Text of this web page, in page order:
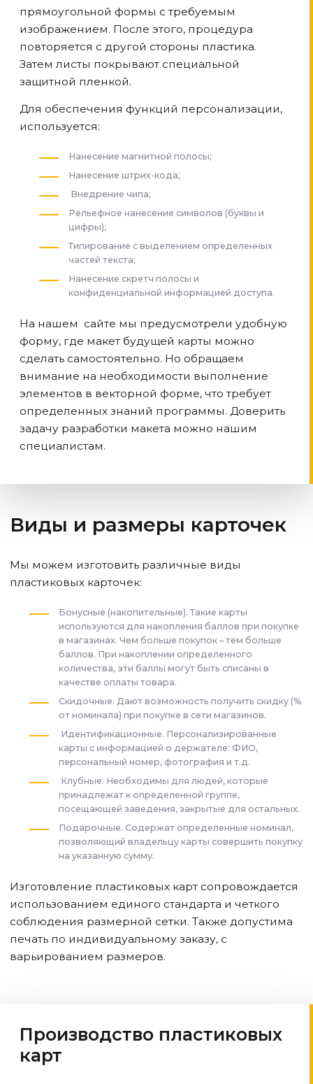
прямоугольной формы с требуемым
изображением. После этого, процедура
повторяется с другой стороны пластика.
Затем листы покрывают специальной
защитной пленкой.
Для обеспечения функций персонализации,
используется:
Нанесение магнитной полосы;
Нанесение штрих-кода;
Внедрение чипа;
Рельефное нанесение символов (буквы и
цифры);
Типирование с выделением определенных
частей текста;
Нанесение скретч полосы и
конфиденциальной информацией доступа.
На нашем сайте мы предусмотрели удобную
форму, где макет будущей карты можно
сделать самостоятельно. Но обращаем
внимание на необходимости выполнение
элементов в векторной форме, что требует
определенных знаний программы. Доверить
задачу разработки макета можно нашим
специалистам.
Виды и размеры карточек
Мы можем изготовить различные виды
пластиковых карточек:
Бонусные (накопительные). Такие карты
используются для накопления баллов при покупке
в магазинах. Чем больше покупок – тем больше
баллов. При накоплении определенного
количества, эти баллы могут быть списаны в
качестве оплаты товара.
Скидочные. Дают возможность получить скидку (%
от номинала) при покупке в сети магазинов.
Идентификационные. Персонализированные
карты с информацией о держателе: ФИО,
персональный номер, фотография и т.д.
Клубные. Необходимы для людей, которые
принадлежат к определенной группе,
посещающей заведения, закрытые для остальных.
Подарочные. Содержат определенные номинал,
позволяющий владельцу карты совершить покупку
на указанную сумму.
Изготовление пластиковых карт сопровождается
использованием единого стандарта и четкого
соблюдения размерной сетки. Также допустима
печать по индивидуальному заказу, с
варьированием размеров.
Производство пластиковых
карт